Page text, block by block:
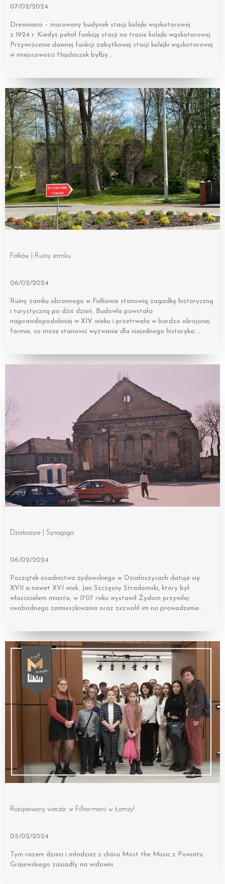
07/02/2024
Drewniano – murowany budynek stacji kolejki wąskotorowej
z 1924 r. Kiedyś pełnił funkcję stacji na trasie kolejki wąskotorowej.
Przywrócenie dawnej funkcji zabytkowej stacji kolejki wąskotorowej
w miejscowości Hajdaszek byłby…
Fałków | Ruiny zamku
06/02/2024
Ruiny zamku obronnego w Fałkowie stanowią zagadkę historyczną
i turystyczną po dziś dzień. Budowla powstała
najprawdopodobniej w XIV wieku i przetrwała w bardzo okrojonej
formie, co może stanowić wyzwanie dla niejednego historyka….
Działoszyce | Synagoga
06/02/2024
Początek osadnictwa żydowskiego w Działoszycach datuje się
XVII a nawet XVI wiek. Jan Szczęsny Stradomski, który był
właścicielem miasta, w 1707 roku wystawił Żydom przywilej
swobodnego zamieszkiwania oraz zezwolił im na prowadzenie…
Rozśpiewany wieczór w Filharmonii w Łomży!
05/02/2024
Tym razem dzieci i młodzież z chóru Most the Music z Powiatu
Grajewskiego zasiadły na widowni.